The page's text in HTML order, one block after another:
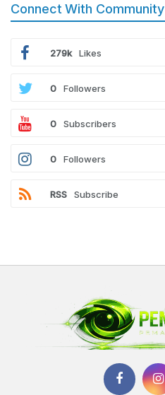
Connect With Community
279k Likes
0 Followers
0 Subscribers
0 Followers
RSS Subscribe